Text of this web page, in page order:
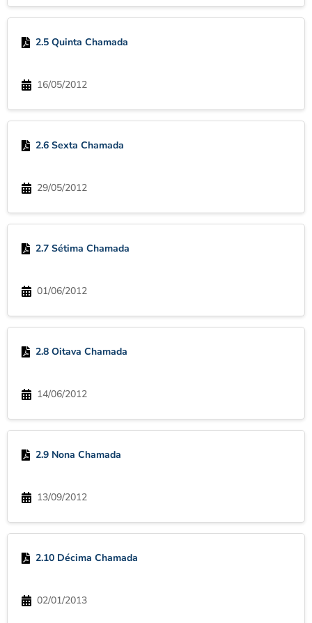
2.5 Quinta Chamada
16/05/2012
2.6 Sexta Chamada
29/05/2012
2.7 Sétima Chamada
01/06/2012
2.8 Oitava Chamada
14/06/2012
2.9 Nona Chamada
13/09/2012
2.10 Décima Chamada
02/01/2013